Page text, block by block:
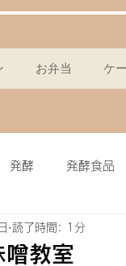
お弁当 ケ
発酵 発酵食品
ン 麹
噌教室
読了時間: 1分